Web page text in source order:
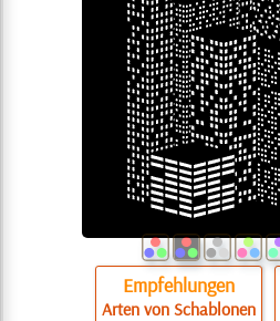
Empfehlungen
Arten von Schablonen